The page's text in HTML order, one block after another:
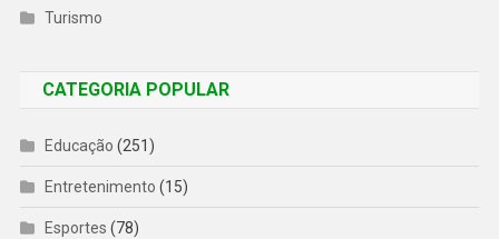
Turismo
CATEGORIA POPULAR
Educação (251)
Entretenimento (15)
Esportes (78)